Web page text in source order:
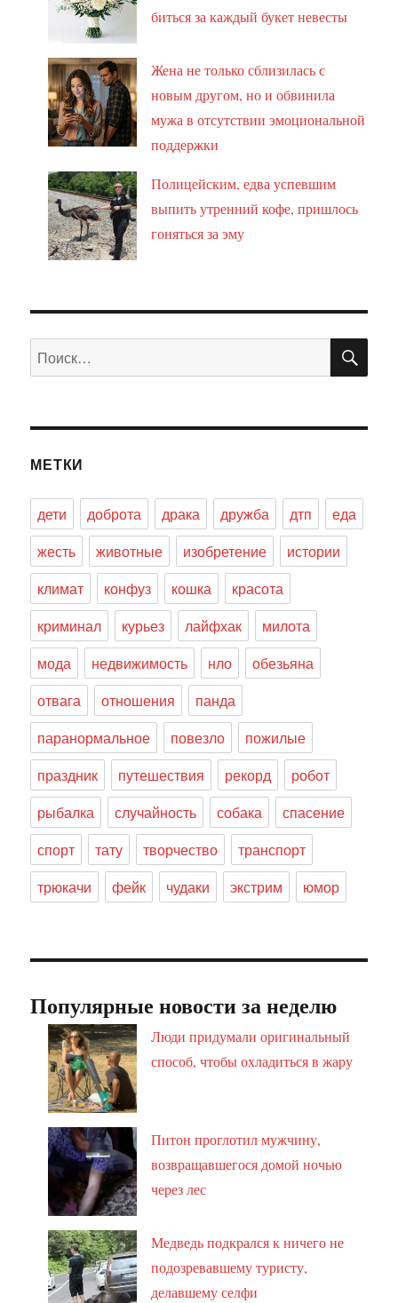
биться за каждый букет невесты
Жена не только сблизилась с
новым другом, но и обвинила
мужа в отсутствии эмоциональной
поддержки
Полицейским, едва успевшим
выпить утренний кофе, пришлось
гоняться за эму
Искать:
МЕТКИ
дети доброта драка дружба дтп
еда
жесть
животные изобретение
истории
климат
конфуз кошка
красота
криминал
курьез лайфхак
милота
мода
недвижимость нло
обезьяна
отвага
отношения
панда
паранормальное
повезло
пожилые
праздник
путешествия рекорд
робот
рыбалка
случайность собака
спасение
спорт
тату творчество
транспорт
трюкачи
фейк чудаки экстрим юмор
Популярные новости за неделю
Люди придумали оригинальный
способ, чтобы охладиться в жару
Питон проглотил мужчину,
возвращавшегося домой ночью
через лес
Медведь подкрался к ничего не
подозревавшему туристу,
делавшему селфи